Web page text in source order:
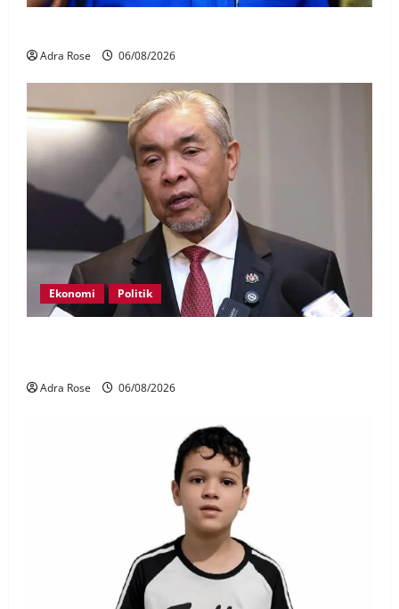
Adra Rose 06/08/2026
Ekonomi Politik
Adra Rose 06/08/2026